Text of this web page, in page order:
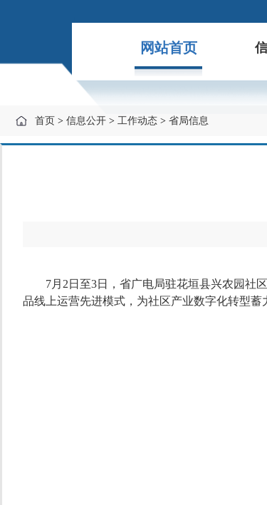
网站首页
首页 > 信息公开 > 工作动态 > 省局信息
7月2日至3日，省广电局驻花垣县兴农园社
品线上运营先进模式，为社区产业数字化转型蓄